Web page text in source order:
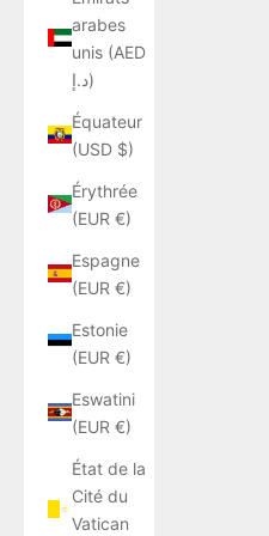
arabes
unis (AED
د.إ)
Équateur
(USD $)
Érythrée
(EUR €)
Espagne
(EUR €)
Estonie
(EUR €)
Eswatini
(EUR €)
État de la
Cité du
Vatican